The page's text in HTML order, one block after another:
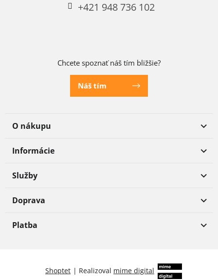
+421 948 736 102
Chcete spoznať náš tím bližšie?
Náš tím
O nákupu
Informácie
Služby
Doprava
Platba
Shoptet | Realizoval mime digital